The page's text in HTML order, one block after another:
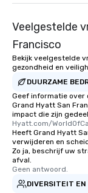
Veelgestelde
Francisco
Bekijk veelgestelde
gezondheid en
DUURZAME
Geef informatie over
Grand Hyatt San
impact die zijn
Hyatt.com/
Heeft Grand Hyatt
verwijderen en
Zo ja, beschrijf uw
afval.
Geen antwoord.
DIVERSITEIT EN